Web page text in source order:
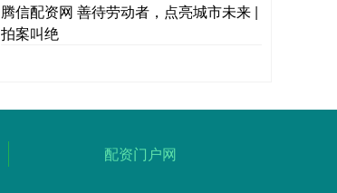
腾信配资网 善待劳动者，点亮城市未来 |
拍案叫绝
配资门户网